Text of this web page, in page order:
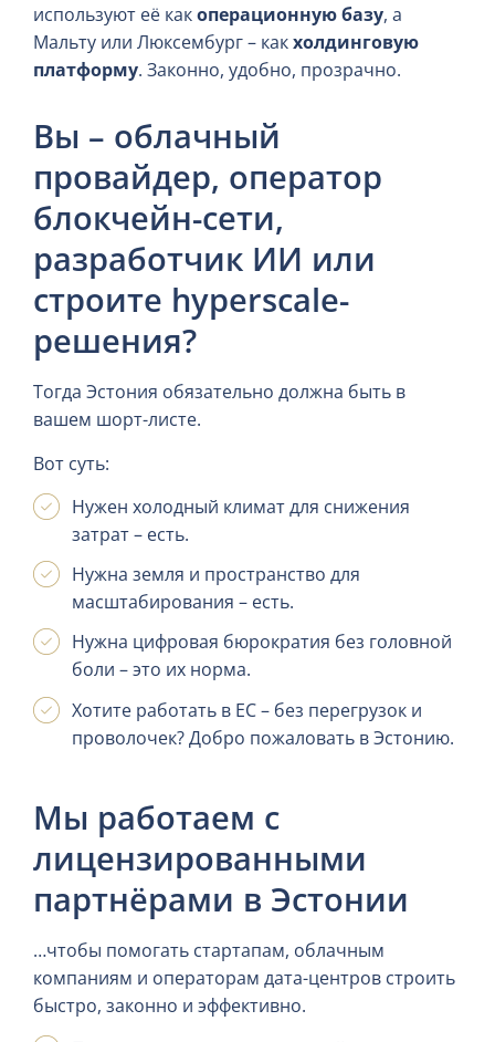
используют её какоперационную базу, а
Мальту или Люксембург – какхолдинговую
платформу. Законно, удобно, прозрачно.
Вы – облачный
провайдер, оператор
блокчейн-сети,
разработчик ИИ или
строите hyperscale-
решения?
Тогда Эстония обязательно должна быть в
вашем шорт-листе.
Вот суть:
Нужен холодный климат для снижения
затрат – есть.
Нужна земля и пространство для
масштабирования – есть.
Нужна цифровая бюрократия без головной
боли – это их норма.
Хотите работать в ЕС – без перегрузок и
проволочек? Добро пожаловать в Эстонию.
Мы работаем с
лицензированными
партнёрами в Эстонии
…чтобы помогать стартапам, облачным
компаниям и операторам дата-центров строить
быстро, законно и эффективно.